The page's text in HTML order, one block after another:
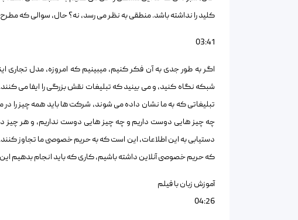
کلید را نداشته باشد. منطقی به نظر می رسد، نه؟ حال، سوالی که
03:41
اگر به طور جدی به آن فکر کنیم، میبینیم که امروزه، مدل تجاری
تبلیغاتی که به ما نشان داده می شوند، شرکت ها باید همه چیز را
چه چیز هایی دوست داریم و چه چیز هایی دوست نداریم، و هر چیز
دستیابی به این اطلاعات، این است که به حریم خصوصی ما تجاوز
که حریم خصوصی آنلاین داشته باشیم، کاری که باید انجام بدهیم
آموزش زبان با فیلم
04:26